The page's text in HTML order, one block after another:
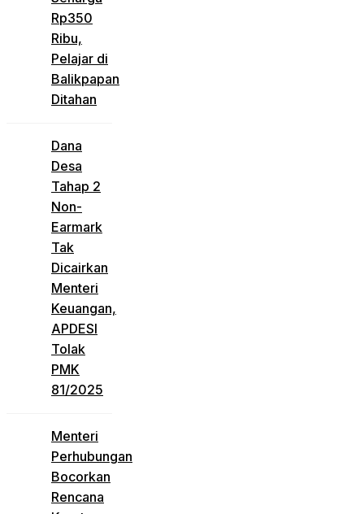
Rp350
Ribu,
Pelajar di
Balikpapan
Ditahan
Dana
Desa
Tahap 2
Non-
Earmark
Tak
Dicairkan
Menteri
Keuangan,
APDESI
Tolak
PMK
81/2025
Menteri
Perhubungan
Bocorkan
Rencana